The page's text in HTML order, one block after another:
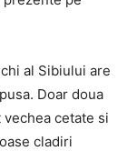
al Sibiului are
Doar doua
cetate si
cladiri